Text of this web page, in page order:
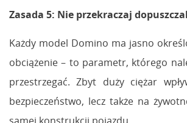
Zasada 5: Nie przekraczaj
Każdy model Domino ma jasno
obciążenie – to parametr, którego
przestrzegać. Zbyt duży ciężar
bezpieczeństwo, lecz także na